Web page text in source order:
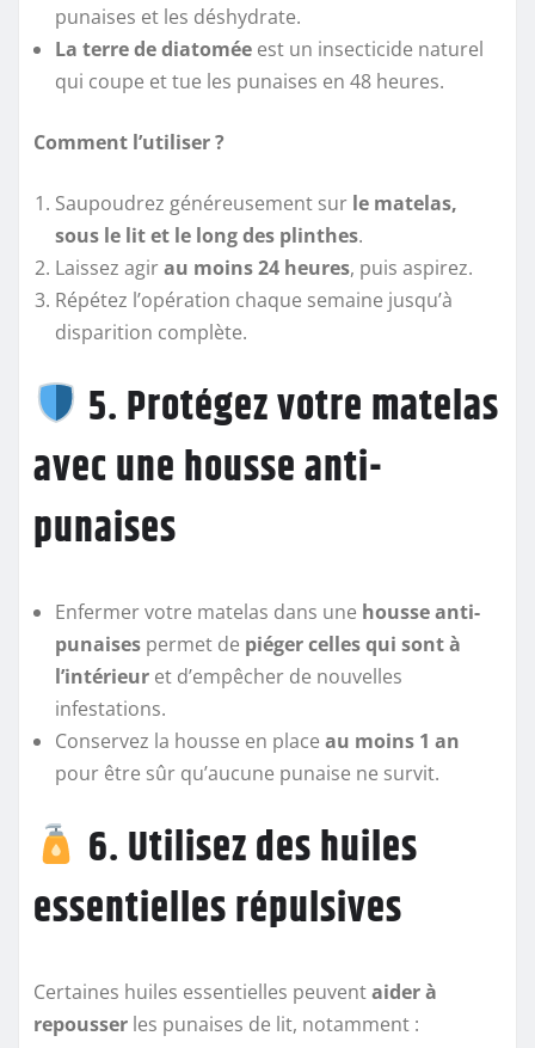
punaises et les déshydrate.
La terre de diatomée est un insecticide naturel
qui coupe et tue les punaises en 48 heures.
Comment l’utiliser ?
Saupoudrez généreusement sur le matelas,
sous le lit et le long des plinthes.
Laissez agirau moins 24 heures, puis aspirez.
Répétez l’opération chaque semaine jusqu’à
disparition complète.
5. Protégez votre matelas
avec une housse anti-
punaises
Enfermer votre matelas dans une housse anti-
punaises permet de piéger celles qui sont à
l’intérieur et d’empêcher de nouvelles
infestations.
Conservez la housse en place au moins 1 an
pour être sûr qu’aucune punaise ne survit.
6. Utilisez des huiles
essentielles répulsives
Certaines huiles essentielles peuventaider à
repousser les punaises de lit, notamment :